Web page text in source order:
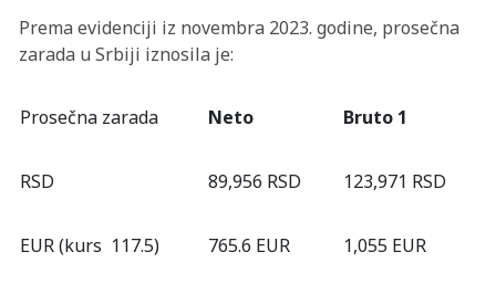
Prema evidenciji iz novembra 2023. godine, prosečna
zarada u Srbiji iznosila je:
Prosečna zarada Neto Bruto 1
RSD 89,956 RSD 123,971 RSD
EUR (kurs 117.5) 765.6 EUR 1,055 EUR